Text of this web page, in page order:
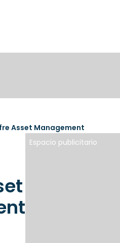
Asset Management
Espacio publicitario